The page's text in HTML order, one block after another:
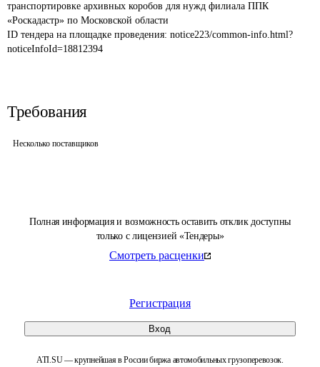
Полная информация и возможность оставить отклик доступны
только с лицензией «Тендеры»
Смотреть расценки
Регистрация
Вход
ATI.SU — крупнейшая в России биржа автомобильных грузоперевозок.
транспортировке архивных коробов для нужд филиала ППК
«Роскадастр» по Московской области
ID тендера на площадке проведения: notice223/common-info.html?
noticeInfoId=18812394
Требования
Несколько поставщиков